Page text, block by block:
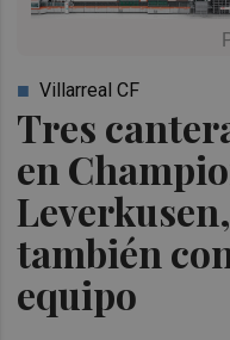
Tres
en
también
equipo
Villarreal CF